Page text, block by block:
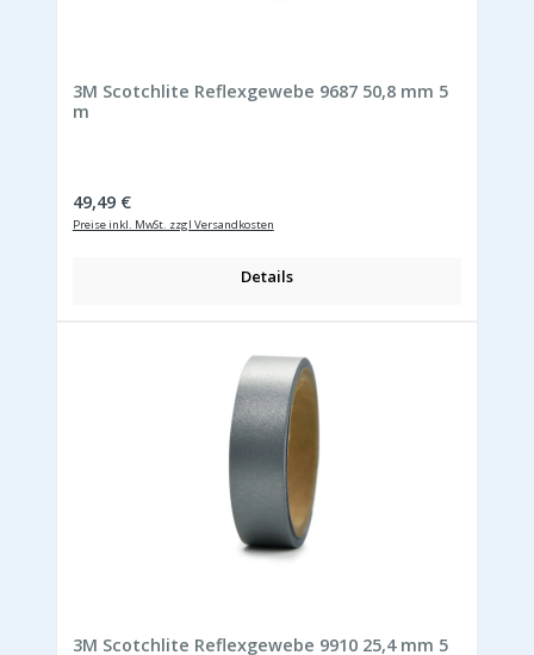
3M Scotchlite Reflexgewebe 9687 50,8 mm 5
m
Regulärer Preis:
49,49 €
Preise inkl. MwSt. zzgl Versandkosten
Details
3M Scotchlite Reflexgewebe 9910 25,4 mm 5